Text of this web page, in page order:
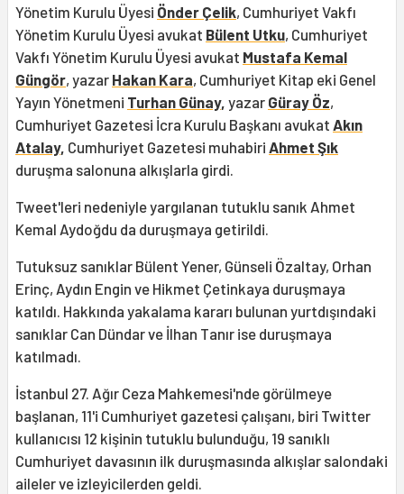
Yönetim Kurulu Üyesi Önder Çelik, Cumhuriyet Vakfı
Yönetim Kurulu Üyesi avukat Bülent Utku, Cumhuriyet
Vakfı Yönetim Kurulu Üyesi avukat Mustafa Kemal
Güngör, yazar Hakan Kara, Cumhuriyet Kitap eki Genel
Yayın Yönetmeni Turhan Günay, yazar Güray Öz,
Cumhuriyet Gazetesi İcra Kurulu Başkanı avukat Akın
Atalay, Cumhuriyet Gazetesi muhabiri Ahmet Şık
duruşma salonuna alkışlarla girdi.
Tweet'leri nedeniyle yargılanan tutuklu sanık Ahmet
Kemal Aydoğdu da duruşmaya getirildi.
Tutuksuz sanıklar Bülent Yener, Günseli Özaltay, Orhan
Erinç, Aydın Engin ve Hikmet Çetinkaya duruşmaya
katıldı. Hakkında yakalama kararı bulunan yurtdışındaki
sanıklar Can Dündar ve İlhan Tanır ise duruşmaya
katılmadı.
İstanbul 27. Ağır Ceza Mahkemesi'nde görülmeye
başlanan, 11'i Cumhuriyet gazetesi çalışanı, biri Twitter
kullanıcısı 12 kişinin tutuklu bulunduğu, 19 sanıklı
Cumhuriyet davasının ilk duruşmasında alkışlar salondaki
aileler ve izleyicilerden geldi.